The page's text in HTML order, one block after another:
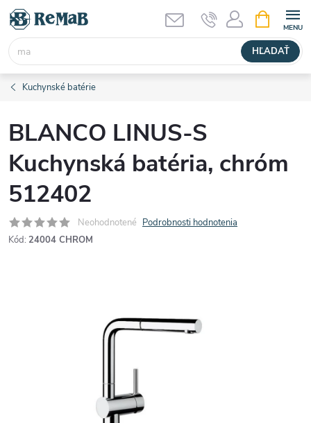
Prejsť
obsah
HĽADAŤ
KOŠÍK
Kuchynské batérie
BLANCO LINUS-S
Kuchynská batéria, chróm
512402
Neohodnotené Podrobnosti hodnotenia
Kód: 24004 CHROM